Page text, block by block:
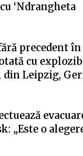
‘Ndrangheta
precedent în
cu
Leipzig,
„Este o